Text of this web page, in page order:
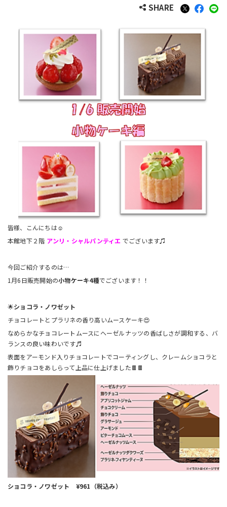
SHARE
皆様、こんにちは☺
本館地下２階 アンリ・シャルパンティエ でございます♫
今回ご紹介するのは…
1月6日販売開始の小物ケーキ4種でございます！！
🌟ショコラ・ノワゼット
チョコレートとプラリネの香り高いムースケーキ😍
なめらかなチョコレートムースにヘーゼルナッツの香ばしさが調和する、バ
ランスの良い味わいです♬
表面をアーモンド入りチョコレートでコーティングし、クレームショコラと
飾りチョコをあしらって上品に仕上げました🍫🍫
ショコラ・ノワゼット ¥961（税込み）